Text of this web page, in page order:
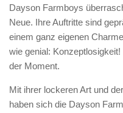
Dayson Farmboys
Neue. Ihre Auftritte sind
einem ganz eigenen
wie genial:
der Moment.
Mit ihrer lockeren Art und
haben sich die Dayson